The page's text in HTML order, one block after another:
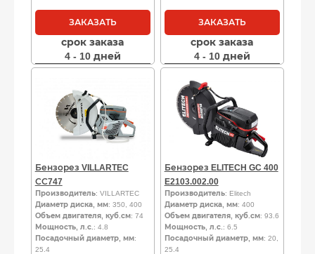
ЗАКАЗАТЬ
срок заказа
4 - 10 дней
ЗАКАЗАТЬ
срок заказа
4 - 10 дней
Бензорез VILLARTEC
СС747
Производитель: VILLARTEC
Диаметр диска, мм: 350, 400
Объем двигателя, куб.см: 74
Мощность, л.с. : 4.8
Посадочный диаметр, мм:
25.4
Бензорез ELITECH GC 400
E2103.002.00
Производитель: Elitech
Диаметр диска, мм: 400
Объем двигателя, куб.см: 93.6
Мощность, л.с. : 6.5
Посадочный диаметр, мм: 20,
25.4